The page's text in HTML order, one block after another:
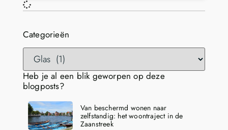
Categorieën
Heb je al een blik geworpen op deze
blogposts?
Van beschermd wonen naar
zelfstandig: het woontraject in de
Zaanstreek